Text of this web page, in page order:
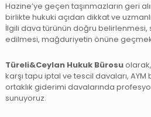
Hazine’ye geçen taşınmazların geri
birlikte hukuki açıdan dikkat ve
İlgili dava türünün doğru
edilmesi, mağduriyetin önüne
Türeli&Ceylan Hukuk Bürosu
karşı tapu iptal ve tescil davaları,
ortaklık giderimi davalarında
sunuyoruz.